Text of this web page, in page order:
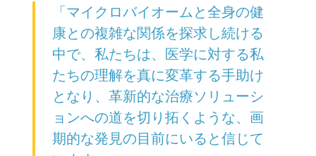
「マイクロバイオームと全身の健
康との複雑な関係を探求し続ける
中で、私たちは、医学に対する私
たちの理解を真に変革する手助け
となり、革新的な治療ソリューシ
ョンへの道を切り拓くような、画
期的な発見の目前にいると信じて